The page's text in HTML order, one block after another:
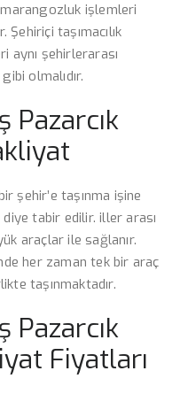
marangozluk işlemleri
taşımacılık
aynı şehirlerarası
olmalıdır.
Pazarcık
şehir’e taşınma işine
tabir edilir. iller arası
araçlar ile sağlanır.
her zaman tek bir araç
taşınmaktadır.
Pazarcık
Fiyatları